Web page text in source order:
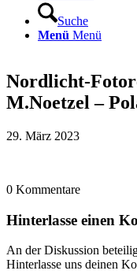
Suche
Menü Menü
Nordlicht-
M.Noetzel –
29. März 2023
0 Kommentare
Hinterlasse einen
An der Diskussion
Hinterlasse uns deinen